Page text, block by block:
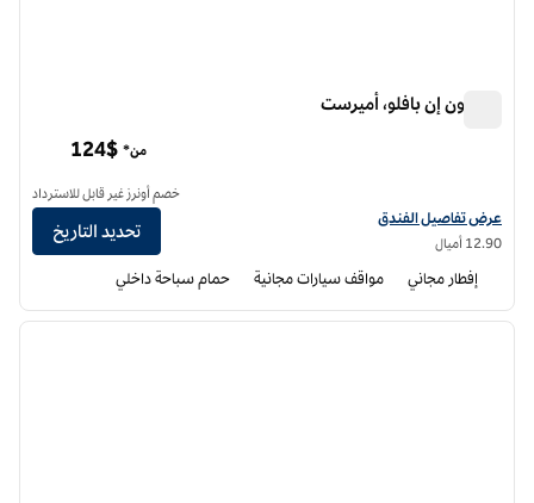
هامبتون إن بافلو، أميرست
عرض تفاصيل الفندق لفندق هامبتون إن بافلو، أمهرست
عرض تفاصيل الفندق
12.90 أميال
من* 124$
خصم أونرز غير قابل للاسترداد
تحديد التاريخ
إفطار مجاني مواقف سيارات مجانية حمام سباحة داخلي
1 من 12
الصورة